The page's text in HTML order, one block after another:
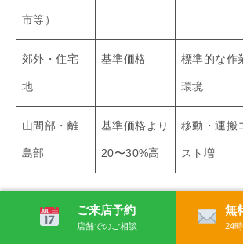
市等）
郊外・住宅
地
基準価格 標準的な作
環境
山間部・離
島部
基準価格より
20〜30%高
移動・運搬
スト増
一方、山間部や離島部では業者の移動
ご来店予約
店舗でのご相談
無
24